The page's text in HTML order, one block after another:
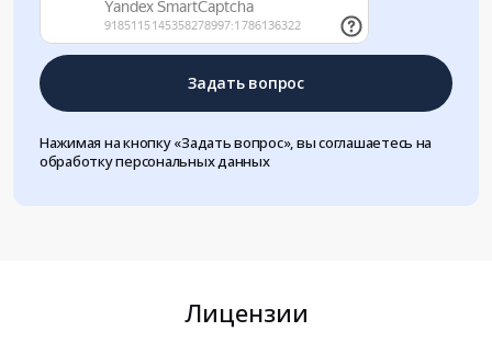
Задать вопрос
Нажимая на кнопку «Задать вопрос», вы соглашаетесь на
обработку персональных данных
Лицензии